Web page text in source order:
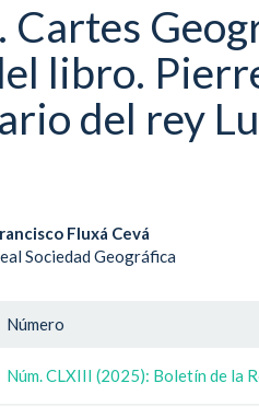
Cartes
libro.
del rey
del
Fluxá Cevá
Sociedad Geográfica
Detalle
artículo
Número
Núm. CLXIII (2025): Boletín de la